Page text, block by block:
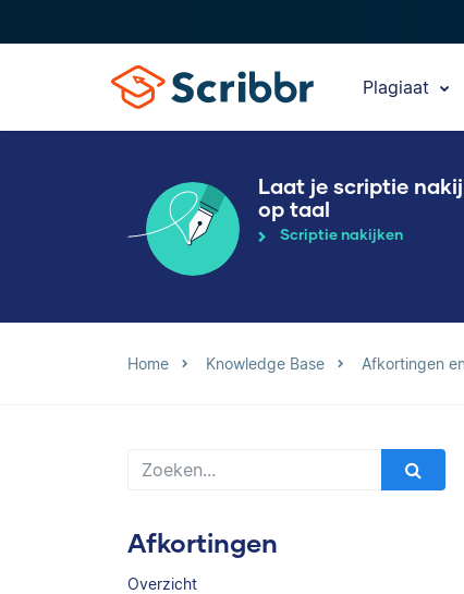
Plagiaat
Laat je scriptie
op taal
Scriptie nakijken
Home Knowledge Base Afkortingen
Afkortingen
Overzicht